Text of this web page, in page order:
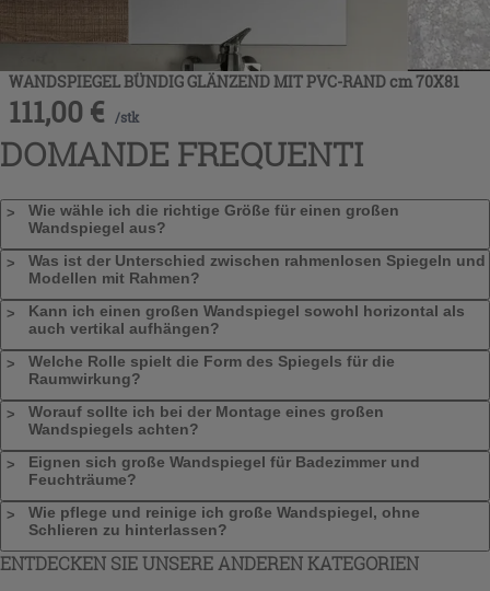
WANDSPIEGEL BÜNDIG GLÄNZEND MIT PVC-RAND cm 70X81
111,00 € /stk
DOMANDE FREQUENTI
Wie wähle ich die richtige Größe für einen großen
Wandspiegel aus?
Was ist der Unterschied zwischen rahmenlosen Spiegeln und
Modellen mit Rahmen?
Kann ich einen großen Wandspiegel sowohl horizontal als
auch vertikal aufhängen?
Welche Rolle spielt die Form des Spiegels für die
Raumwirkung?
Worauf sollte ich bei der Montage eines großen
Wandspiegels achten?
Eignen sich große Wandspiegel für Badezimmer und
Feuchträume?
Wie pflege und reinige ich große Wandspiegel, ohne
Schlieren zu hinterlassen?
ENTDECKEN SIE UNSERE ANDEREN KATEGORIEN